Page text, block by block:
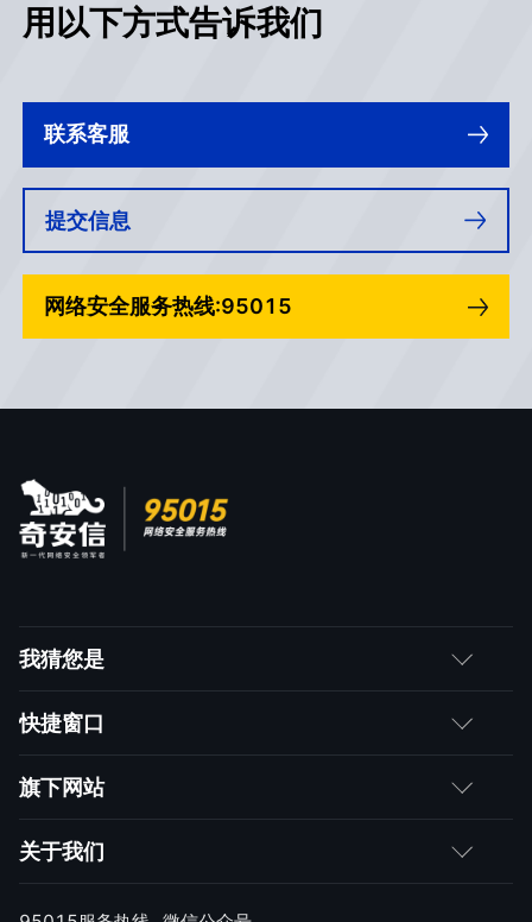
用以下方式告诉我们
联系客服
提交信息
网络安全服务热线:95015
我猜您是
客户
合作伙伴
求职者
快捷窗口
如何购买
产品注册与激活
旗下网站
网神
关于我们
公司简介